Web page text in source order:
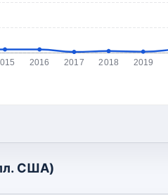
2016 2017 2018 2019
США)